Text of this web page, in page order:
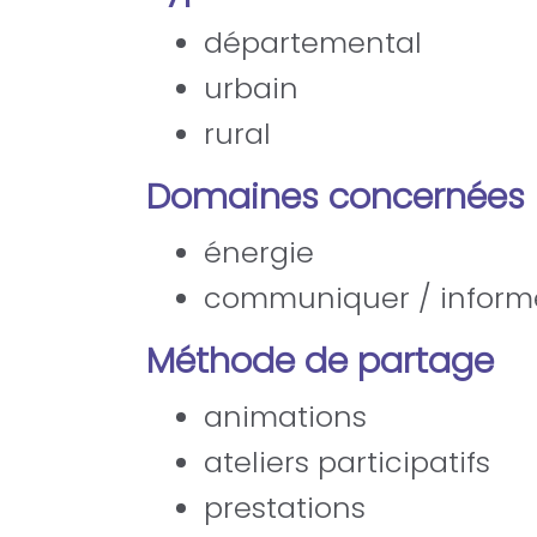
départemental
urbain
rural
Domaines concernées
énergie
communiquer /
Méthode de partage
animations
ateliers participatifs
prestations